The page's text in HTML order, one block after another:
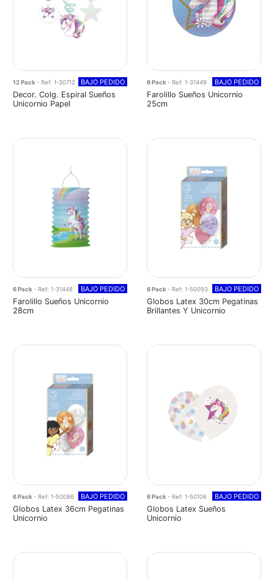
12 Pack - Ref: 1-30712 BAJO PEDIDO
Decor. Colg. Espiral Sueños
Unicornio Papel
6 Pack - Ref: 1-31449 BAJO PEDIDO
Farolillo Sueños Unicornio
25cm
6 Pack - Ref: 1-31448 BAJO PEDIDO
Farolillo Sueños Unicornio
28cm
6 Pack - Ref: 1-50093 BAJO PEDIDO
Globos Latex 30cm Pegatinas
Brillantes Y Unicornio
6 Pack - Ref: 1-50086 BAJO PEDIDO
Globos Latex 36cm Pegatinas
Unicornio
6 Pack - Ref: 1-50106 BAJO PEDIDO
Globos Latex Sueños
Unicornio